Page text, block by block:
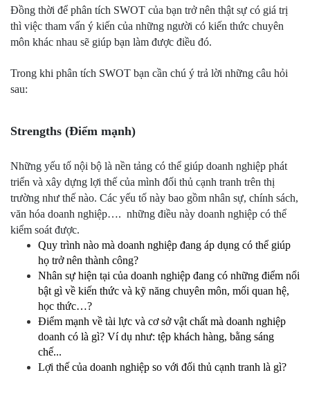
Đồng thời để phân tích SWOT của bạn trở nên thật sự có giá trị
thì việc tham vấn ý kiến của những người có kiến thức chuyên
môn khác nhau sẽ giúp bạn làm được điều đó.
Trong khi phân tích SWOT bạn cần chú ý trả lời những câu hỏi
sau:
Strengths (Điểm mạnh)
Những yếu tố nội bộ là nền tảng có thể giúp doanh nghiệp phát
triển và xây dựng lợi thế của mình đối thủ cạnh tranh trên thị
trường như thế nào. Các yếu tố này bao gồm nhân sự, chính sách,
văn hóa doanh nghiệp….  những điều này doanh nghiệp có thể
kiểm soát được.
Quy trình nào mà doanh nghiệp đang áp dụng có thể giúp
họ trở nên thành công?
Nhân sự hiện tại của doanh nghiệp đang có những điểm nổi
bật gì về kiến thức và kỹ năng chuyên môn, mối quan hệ,
học thức…?
Điểm mạnh về tài lực và cơ sở vật chất mà doanh nghiệp
doanh có là gì? Ví dụ như: tệp khách hàng, bằng sáng
chế...
Lợi thế của doanh nghiệp so với đối thủ cạnh tranh là gì?